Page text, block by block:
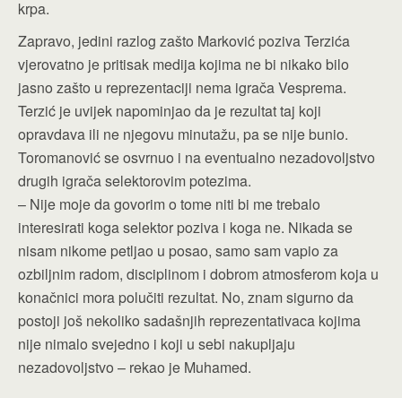
krpa.
Zapravo, jedini razlog zašto Marković poziva Terzića
vjerovatno je pritisak medija kojima ne bi nikako bilo
jasno zašto u reprezentaciji nema igrača Vesprema.
Terzić je uvijek napominjao da je rezultat taj koji
opravdava ili ne njegovu minutažu, pa se nije bunio.
Toromanović se osvrnuo i na eventualno nezadovoljstvo
drugih igrača selektorovim potezima.
– Nije moje da govorim o tome niti bi me trebalo
interesirati koga selektor poziva i koga ne. Nikada se
nisam nikome petljao u posao, samo sam vapio za
ozbiljnim radom, disciplinom i dobrom atmosferom koja u
konačnici mora polučiti rezultat. No, znam sigurno da
postoji još nekoliko sadašnjih reprezentativaca kojima
nije nimalo svejedno i koji u sebi nakupljaju
nezadovoljstvo – rekao je Muhamed.